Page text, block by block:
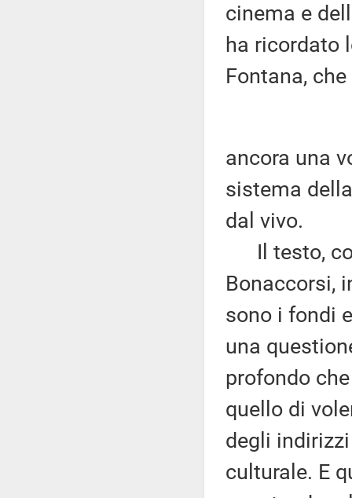
cinema e
ha ricordato
Fontana,
ancora una
sistema
dal vivo.
Il testo,
Bonaccorsi,
sono i fondi
una
profondo
quello di
degli
culturale. E